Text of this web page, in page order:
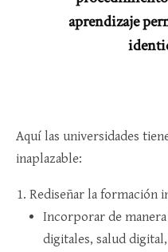
aprendizaje
Aquí las universidades
inaplazable:
Rediseñar la formación
Incorporar de
digitales, salud